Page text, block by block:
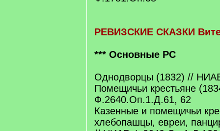
РЕВИЗСКИЕ СКАЗКИ
*** Основные РС
Однодворцы (1832) //
Помещичьи крестьяне
Ф.2640.Оп.1.Д.61, 62
Казенные и помещичьи
хлебопашцы, евреи,